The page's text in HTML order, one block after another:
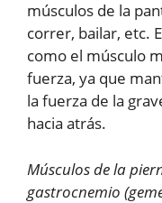
músculos de la
correr, bailar, etc.
como el músculo
fuerza, ya que
la fuerza de la
hacia atrás.
Músculos de la
gastrocnemio